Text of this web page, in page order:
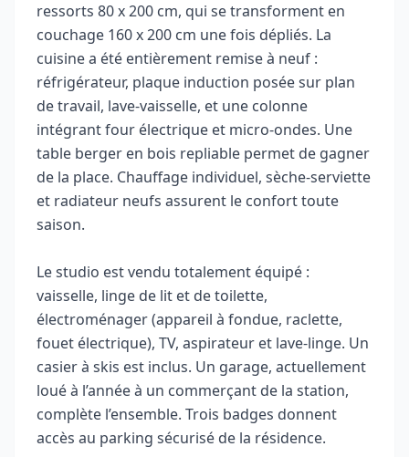
ressorts 80 x 200 cm, qui se transforment en
couchage 160 x 200 cm une fois dépliés. La
cuisine a été entièrement remise à neuf :
réfrigérateur, plaque induction posée sur plan
de travail, lave-vaisselle, et une colonne
intégrant four électrique et micro-ondes. Une
table berger en bois repliable permet de gagner
de la place. Chauffage individuel, sèche-serviette
et radiateur neufs assurent le confort toute
saison.
Le studio est vendu totalement équipé :
vaisselle, linge de lit et de toilette,
électroménager (appareil à fondue, raclette,
fouet électrique), TV, aspirateur et lave-linge. Un
casier à skis est inclus. Un garage, actuellement
loué à l’année à un commerçant de la station,
complète l’ensemble. Trois badges donnent
accès au parking sécurisé de la résidence.